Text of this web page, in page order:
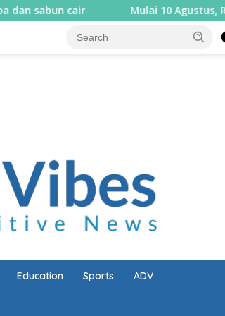
Mulai 10 Agustus, Rembiga berlakukan
Education Sports ADV